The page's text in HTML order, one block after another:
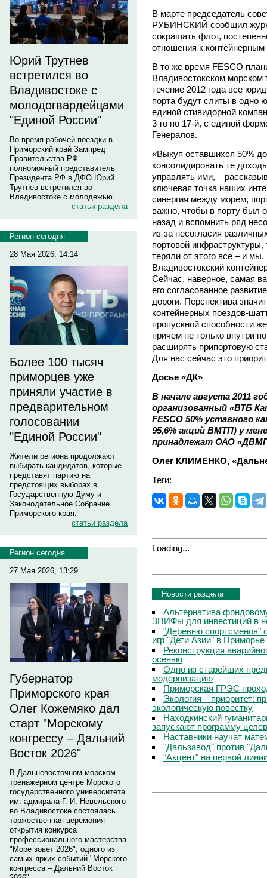
Юрий Трутнев
встретился во
Владивостоке с
молодогвардейцами
"Единой России"
Во время рабочей поездки в
Приморский край Зампред
Правительства РФ –
полномочный представитель
Президента РФ в ДФО Юрий
Трутнев встретился во
Владивостоке с молодежью.
статьи раздела
Регион сегодня
28 Мая 2026, 14:14
Более 100 тысяч
приморцев уже
приняли участие в
предварительном
голосовании
"Единой России"
Жители региона продолжают
выбирать кандидатов, которые
представят партию на
предстоящих выборах в
Государственную Думу и
Законодательное Собрание
Приморского края.
статьи раздела
Регион сегодня
27 Мая 2026, 13:29
Губернатор
Приморского края
Олег Кожемяко дал
старт "Морскому
конгрессу – Дальний
Восток 2026"
В Дальневосточном морском
тренажерном центре Морского
государственного университета
им. адмирала Г. И. Невельского
во Владивостоке состоялась
торжественная церемония
открытия конкурса
профессионального мастерства
"Море зовет 2026", одного из
самых ярких событий "Морского
конгресса – Дальний Восток
В марте председатель
РУБИНСКИЙ сообщил
сокращать флот,
отношения к контейнерным
В то же время FESCO
Владивостокском
течение 2012 года все
порта будут слиты в
единой стивидорной
3-го по 17-й, с единой
Генералов.
«Выкуп оставшихся 50%
консолидировать те
управлять ими, –
ключевая точка наших
синергия между морем,
важно, чтобы в порту был
назад и вспомнить ряд
из-за несогласия
портовой инфраструктуры,
теряли от этого все – и
Владивостокский
Сейчас, наверное, самая
его согласованное
дороги. Перспектива
контейнерных поездов-
пропускной способности
причем не только внутри
расширять припортовую
Для нас сейчас это
Досье «ДК»
В начале августа 2011
организованный «ВТБ
FESCO 50% уставного
95,6% акций ВМТП) у
принадлежат ОАО
Олег КЛИМЕНКО,
Теги:
Loading...
Новости раздела
Альтернатива
ЗПИФы для инвестиций в
"Деревню спортсменов"
игр "Дети Азии" в Приморье
Реконструкция
осенью
Одно из старейших
модернизацию
Приморская ГРЭС
Экология – приоритет:
экологическую повестку
Находкинский
запускают программу
Наставники научат
"Дальзавод" против
"Акцент" на первой